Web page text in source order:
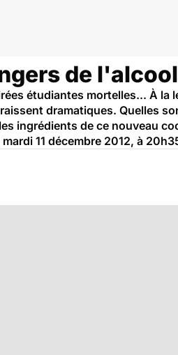
de l'alcool
étudiantes mortelles... À la
dramatiques. Quelles
ingrédients de ce nouveau
11 décembre 2012, à